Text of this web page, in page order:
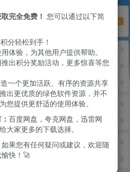
完全免费！ 您可以通过以下简
分轻松到手！
体验，为其他用户提供帮助。
出积分奖励活动，更多惊喜等您
一个更加活跃、有序的资源共享
出更优质的绿色软件资源，并不
您提供更舒适的使用体验。
百度网盘，夸克网盘，迅雷网
大家更多的下载选择。
果您有任何疑问或建议，欢迎随
快！🚀